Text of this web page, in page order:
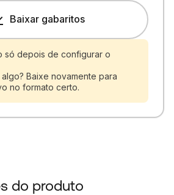
Baixar gabaritos
só depois de configurar o
Baixe novamente para
no formato certo.
do produto